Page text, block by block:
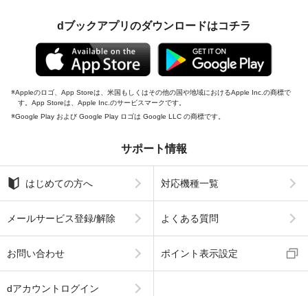
dブックアプリのダウンロードはコチラ
Appleのロゴ、App Storeは、米国もしくはその他の国や地域におけるApple Inc.の商標で
す。App Storeは、Apple Inc.のサービスマークです。
Google Play および Google Play ロゴは Google LLC の商標です。
サポート情報
はじめての方へ 対応機種一覧
メールサービス登録/解除 よくある質問
お問い合わせ ポイント表示設定
dアカウントログイン